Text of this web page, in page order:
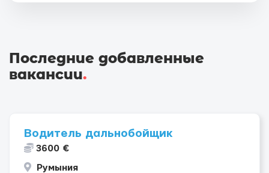
Последние добавленные
вакансии.
Водитель дальнобойщик
3600 €
Румыния